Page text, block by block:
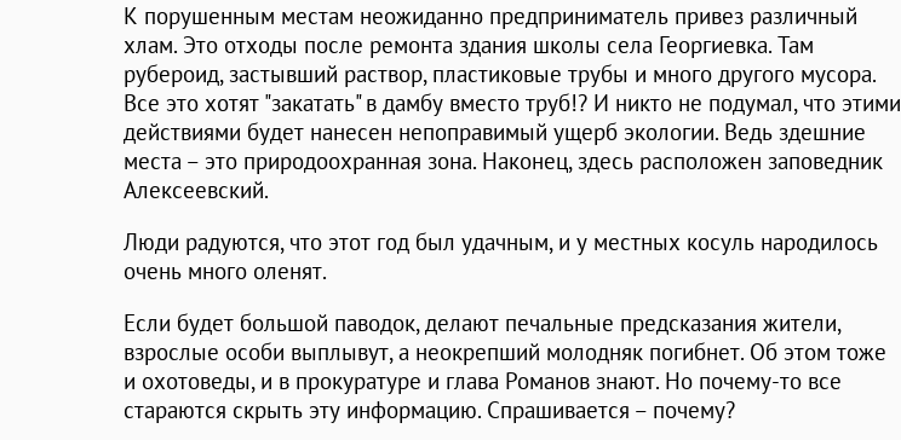
К порушенным местам неожиданно предприниматель привез различный
хлам. Это отходы после ремонта здания школы села Георгиевка. Там
рубероид, застывший раствор, пластиковые трубы и много другого мусора.
Все это хотят "закатать" в дамбу вместо труб!? И никто не подумал, что этими
действиями будет нанесен непоправимый ущерб экологии. Ведь здешние
места – это природоохранная зона. Наконец, здесь расположен заповедник
Алексеевский.
Люди радуются, что этот год был удачным, и у местных косуль народилось
очень много оленят.
Если будет большой паводок, делают печальные предсказания жители,
взрослые особи выплывут, а неокрепший молодняк погибнет. Об этом тоже
и охотоведы, и в прокуратуре и глава Романов знают. Но почему-то все
стараются скрыть эту информацию. Спрашивается – почему?